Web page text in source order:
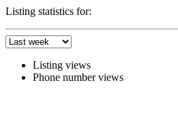
Listing statistics for:
Listing views
Phone number views